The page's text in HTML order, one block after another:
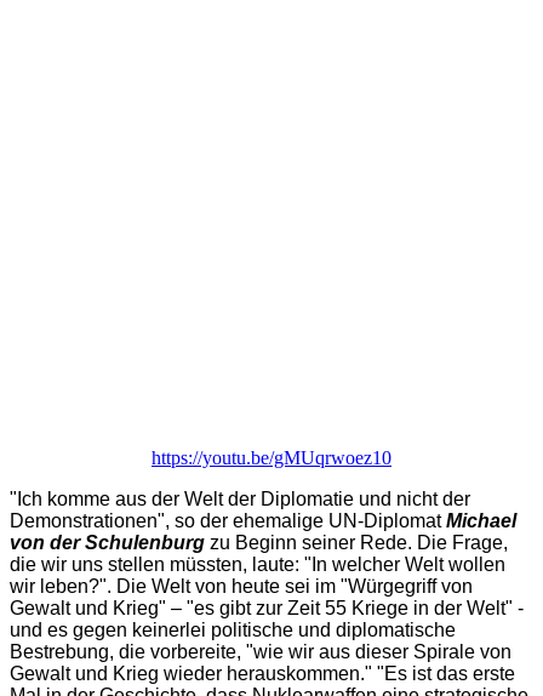
https://youtu.be/gMUqrwoez10
"Ich komme aus der Welt der Diplomatie und nicht der
Demonstrationen", so der ehemalige UN-DiplomatMichael
von der Schulenburg zu Beginn seiner Rede. Die Frage,
die wir uns stellen müssten, laute: "In welcher Welt wollen
wir leben?". Die Welt von heute sei im "Würgegriff von
Gewalt und Krieg" – "es gibt zur Zeit 55 Kriege in der Welt" -
und es gegen keinerlei politische und diplomatische
Bestrebung, die vorbereite, "wie wir aus dieser Spirale von
Gewalt und Krieg wieder herauskommen." "Es ist das erste